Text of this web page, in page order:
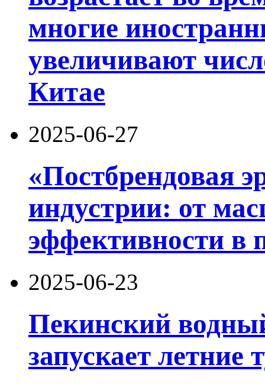
многие
увеличивают
Китае
2025-06-27
«Постбрендовая
индустрии: от
эффективности в
2025-06-23
Пекинский
запускает летние